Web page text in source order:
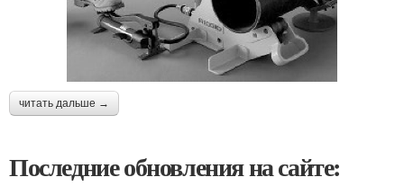
читать дальше →
Последние обновления на сайте: